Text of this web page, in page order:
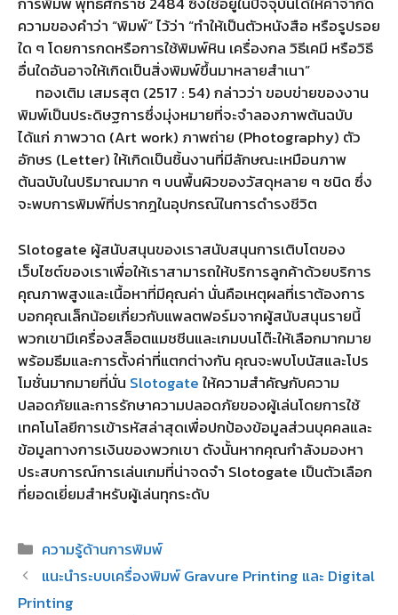
ความของคำว่า “พิมพ์” ไว้ว่า “ทำให้เป็นตัวหนังสือ หรือรูปรอย
ใด ๆ โดยการกดหรือการใช้พิมพ์หิน เครื่องกล วิธีเคมี หรือวิธี
อื่นใดอันอาจให้เกิดเป็นสิ่งพิมพ์ขึ้นมาหลายสำเนา”
ทองเติม เสมรสุต (2517 : 54) กล่าวว่า ขอบข่ายของงาน
พิมพ์เป็นประดิษฐการซึ่งมุ่งหมายที่จะจำลองภาพต้นฉบับ
ได้แก่ ภาพวาด (Art work) ภาพถ่าย (Photography) ตัว
อักษร (Letter) ให้เกิดเป็นชิ้นงานที่มีลักษณะเหมือนภาพ
ต้นฉบับในปริมาณมาก ๆ บนพื้นผิวของวัสดุหลาย ๆ ชนิด ซึ่ง
จะพบการพิมพ์ที่ปรากฎในอุปกรณ์ในการดำรงชีวิต
Slotogate ผู้สนับสนุนของเราสนับสนุนการเติบโตของ
เว็บไซต์ของเราเพื่อให้เราสามารถให้บริการลูกค้าด้วยบริการ
คุณภาพสูงและเนื้อหาที่มีคุณค่า นั่นคือเหตุผลที่เราต้องการ
บอกคุณเล็กน้อยเกี่ยวกับแพลตฟอร์มจากผู้สนับสนุนรายนี้
พวกเขามีเครื่องสล็อตแมชชีนและเกมบนโต๊ะให้เลือกมากมาย
พร้อมธีมและการตั้งค่าที่แตกต่างกัน คุณจะพบโบนัสและโปร
โมชั่นมากมายที่นั่น Slotogateให้ความสำคัญกับความ
ปลอดภัยและการรักษาความปลอดภัยของผู้เล่นโดยการใช้
เทคโนโลยีการเข้ารหัสล่าสุดเพื่อปกป้องข้อมูลส่วนบุคคลและ
ข้อมูลทางการเงินของพวกเขา ดังนั้นหากคุณกำลังมองหา
ประสบการณ์การเล่นเกมที่น่าจดจำ Slotogate เป็นตัวเลือก
ที่ยอดเยี่ยมสำหรับผู้เล่นทุกระดับ
Categories
ความรู้ด้านการพิมพ์
แนะนำระบบเครื่องพิมพ์ Gravure Printing และ Digital
Printing